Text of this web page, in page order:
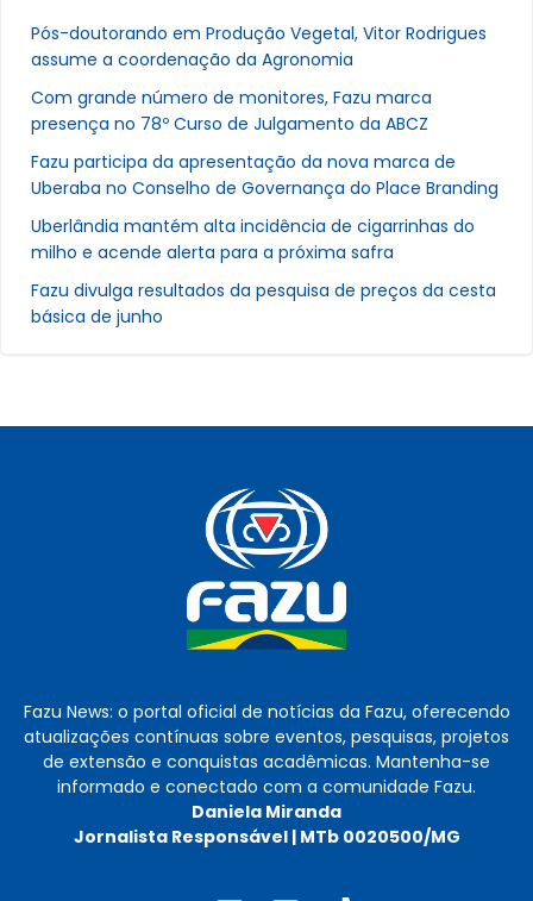
Pós-doutorando em Produção Vegetal, Vitor Rodrigues
assume a coordenação da Agronomia
Com grande número de monitores, Fazu marca
presença no 78º Curso de Julgamento da ABCZ
Fazu participa da apresentação da nova marca de
Uberaba no Conselho de Governança do Place Branding
Uberlândia mantém alta incidência de cigarrinhas do
milho e acende alerta para a próxima safra
Fazu divulga resultados da pesquisa de preços da cesta
básica de junho
Fazu News: o portal oficial de notícias da Fazu, oferecendo
atualizações contínuas sobre eventos, pesquisas, projetos
de extensão e conquistas acadêmicas. Mantenha-se
informado e conectado com a comunidade Fazu.
Daniela Miranda
Jornalista Responsável | MTb 0020500/MG